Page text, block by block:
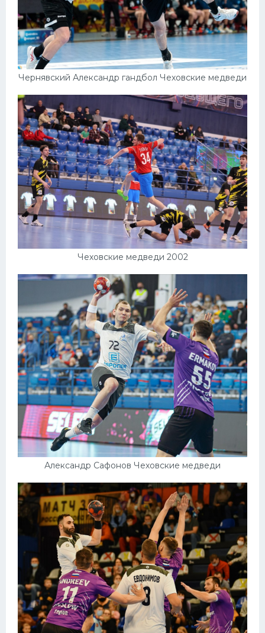
Чернявский Александр гандбол Чеховские медведи
Чеховские медведи 2002
Александр Сафонов Чеховские медведи